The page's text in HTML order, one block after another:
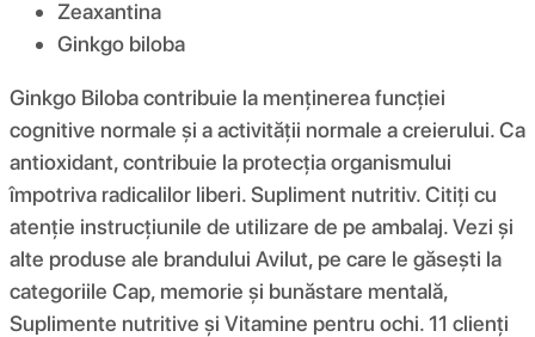
Zeaxantina
Ginkgo biloba
Ginkgo Biloba contribuie la menținerea funcției
cognitive normale și a activității normale a creierului. Ca
antioxidant, contribuie la protecția organismului
împotriva radicalilor liberi. ​Supliment nutritiv. Citiți cu
atenție instrucțiunile de utilizare de pe ambalaj. Vezi și
alte produse ale brandului Avilut, pe care le găsești la
categoriile Cap, memorie și bunăstare mentală,
Suplimente nutritive și Vitamine pentru ochi. 11 clienți